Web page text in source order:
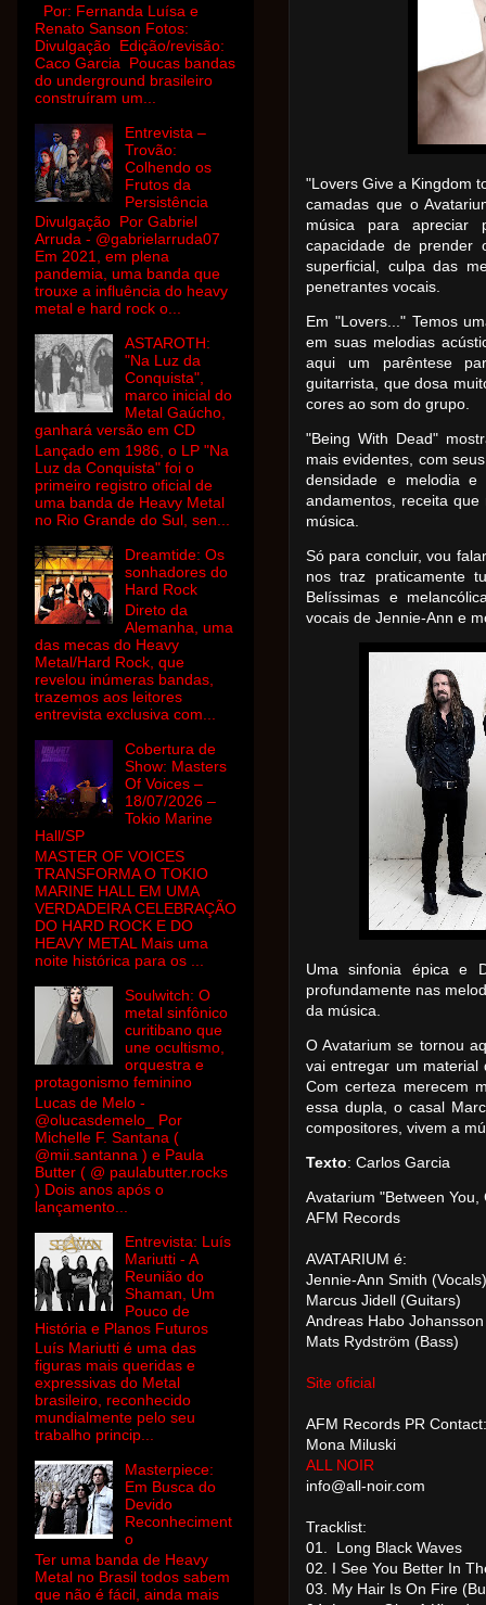
"Lovers Give a Kingdom
camadas que o
música para apreciar
capacidade de prender
superficial, culpa das
penetrantes vocais.
Em "Lovers..." Temos
em suas melodias
aqui um parêntese
guitarrista, que dosa
cores ao som do grupo.
"Being With Dead"
mais evidentes, com
densidade e melodia e
andamentos, receita
música.
Só para concluir, vou
nos traz praticamente
Belíssimas e
vocais de Jennie-Ann e
Uma sinfonia épica e
profundamente nas
da música.
O Avatarium se tornou
vai entregar um material
Com certeza merecem
essa dupla, o casal
compositores, vivem a
Texto: Carlos Garcia
Avatarium "Between
AFM Records
AVATARIUM é:
Jennie-Ann Smith (Vocals)
Marcus Jidell (Guitars)
Andreas Habo
Mats Rydström (Bass)
Site oficial
AFM Records PR Contact:
Mona Miluski
ALL NOIR
info@all-noir.com
Tracklist:
01. Long Black Waves
02. I See You Better In
03. My Hair Is On Fire
Por: Fernanda Luísa e
Renato Sanson Fotos:
Divulgação Edição/revisão:
Caco Garcia Poucas bandas
do underground brasileiro
construíram um...
Entrevista –
Trovão:
Colhendo os
Frutos da
Persistência
Divulgação Por Gabriel
Arruda - @gabrielarruda07
Em 2021, em plena
pandemia, uma banda que
trouxe a influência do heavy
metal e hard rock o...
ASTAROTH:
"Na Luz da
Conquista",
marco inicial do
Metal Gaúcho,
ganhará versão em CD
Lançado em 1986, o LP "Na
Luz da Conquista" foi o
primeiro registro oficial de
uma banda de Heavy Metal
no Rio Grande do Sul, sen...
Dreamtide: Os
sonhadores do
Hard Rock
Direto da
Alemanha, uma
das mecas do Heavy
Metal/Hard Rock, que
revelou inúmeras bandas,
trazemos aos leitores
entrevista exclusiva com...
Cobertura de
Show: Masters
Of Voices –
18/07/2026 –
Tokio Marine
Hall/SP
MASTER OF VOICES
TRANSFORMA O TOKIO
MARINE HALL EM UMA
VERDADEIRA CELEBRAÇÃO
DO HARD ROCK E DO
HEAVY METAL Mais uma
noite histórica para os ...
Soulwitch: O
metal sinfônico
curitibano que
une ocultismo,
orquestra e
protagonismo feminino
Lucas de Melo -
@olucasdemelo_ Por
Michelle F. Santana (
@mii.santanna ) e Paula
Butter ( @ paulabutter.rocks
) Dois anos após o
lançamento...
Entrevista: Luís
Mariutti - A
Reunião do
Shaman, Um
Pouco de
História e Planos Futuros
Luís Mariutti é uma das
figuras mais queridas e
expressivas do Metal
brasileiro, reconhecido
mundialmente pelo seu
trabalho princip...
Masterpiece:
Em Busca do
Devido
Reconheciment
o
Ter uma banda de Heavy
Metal no Brasil todos sabem
que não é fácil, ainda mais